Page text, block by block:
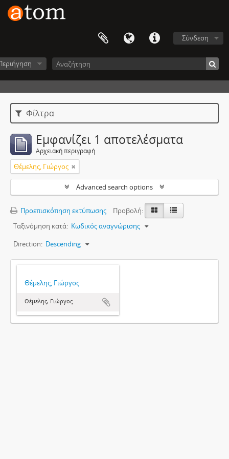
Σύνδεση
Φίλτρα
Εμφανίζει 1 αποτελέσματα
Αρχειακή περιγραφή
Θέμελης, Γιώργος
Advanced search options
Προεπισκόπηση εκτύπωσης
Προβολή:
Ταξινόμηση κατά: Κωδικός αναγνώρισης
Direction: Descending
Θέμελης, Γιώργος
Θέμελης, Γιώργος